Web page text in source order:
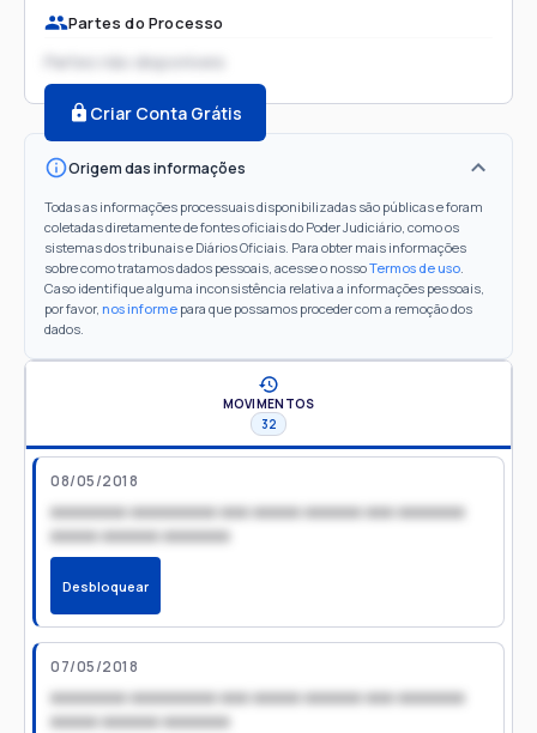
Partes do Processo
Partes não disponíveis
Criar Conta Grátis
Origem das informações
Todas as informações processuais disponibilizadas são públicas e foram
coletadas diretamente de fontes oficiais do Poder Judiciário, como os
sistemas dos tribunais e Diários Oficiais. Para obter mais informações
sobre como tratamos dados pessoais, acesse o nossoTermos de uso.
Caso identifique alguma inconsistência relativa a informações pessoais,
por favor, nos informe para que possamos proceder com a remoção dos
dados.
MOVIMENTOS
32
08/05/2018
xxxxxxxx xxxxxxxxx xxx xxxxx xxxxxx xxx xxxxxxx
xxxxx xxxxxx xxxxxxx
Desbloquear
07/05/2018
xxxxxxxx xxxxxxxxx xxx xxxxx xxxxxx xxx xxxxxxx
xxxxx xxxxxx xxxxxxx